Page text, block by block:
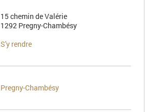
15 chemin de Valérie
1292 Pregny-Chambésy
S'y rendre
Pregny-Chambésy